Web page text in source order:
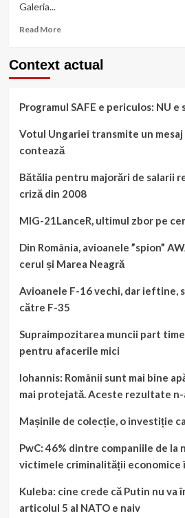
Galeria...
Read MoreRead
O
crocodil,
umbra
lui
Context actual
Programul SAFE e periculos: NU
Votul Ungariei transmite un mesaj
contează
Bătălia pentru majorări de salarii
criză din 2008
MIG-21LanceR, ultimul zbor pe
Din România, avioanele ”spion”
cerul și Marea Neagră
Avioanele F-16 vechi, dar ieftine,
către F-35
Supraimpozitarea muncii part
pentru afacerile mici
Iohannis: Românii sunt mai bine
mai protejată. Aceste rezultate
Mașinile de colecție, o investiție
PwC: 46% dintre companiile de la
victimele criminalității economice
Kuleba: cine crede că Putin nu va
articolul 5 al NATO e naiv